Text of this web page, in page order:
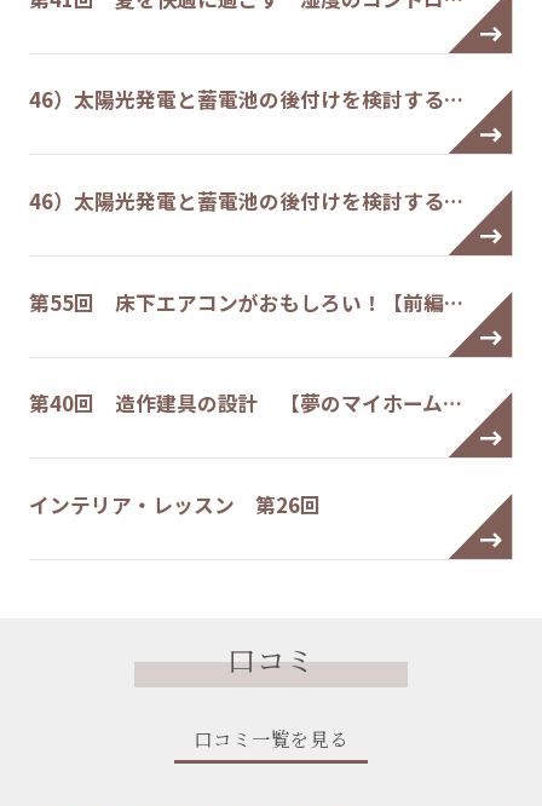
46）太陽光発電と蓄電池の後付けを検討する…
46）太陽光発電と蓄電池の後付けを検討する…
第55回 床下エアコンがおもしろい！【前編…
第40回 造作建具の設計 【夢のマイホーム…
インテリア・レッスン 第26回
口コミ
口コミ一覧を見る